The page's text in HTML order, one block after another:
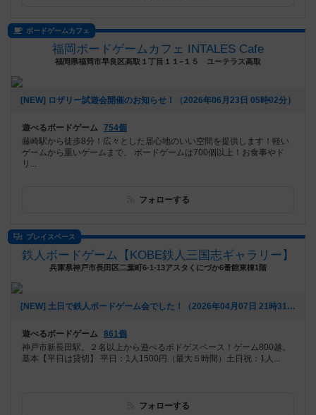
ボードゲームカフェ
福岡ボードゲームカフェ INTALES Cafe
福岡県福岡市早良区高取１丁目１１−１５ ユーテラス高取
[NEW] ロザリー試遊会開催のお知らせ！（2026年06月23日 05時02分）
遊べるボードゲーム 754個
藤崎駅から徒歩8分！広々とした居心地のいい空間を提供します！軽い
ゲームから重いゲームまで、 ボードゲームは700個以上！お食事やド
リ...
フォローする
プレイスペース
鉄人ボードゲーム【KOBE鉄人三国志ギャラリー】
兵庫県神戸市長田区二葉町6-1-13アスタくにづか6番館東棟1階
[NEW] 土日で鉄人ボードゲーム会でした！（2026年04月07日 21時31分）
遊べるボードゲーム 861個
神戸市新長田駅。２名以上から遊べるボドゲスペース！ゲーム800越。
基本【平日は貸切】 平日：1人1500円（最大５時間）土日祝：1人...
フォローする